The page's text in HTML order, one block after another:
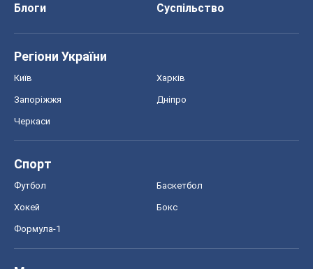
Блоги
Суспільство
Регіони України
Київ Харків
Запоріжжя Дніпро
Черкаси
Спорт
Футбол Баскетбол
Хокей Бокс
Формула-1